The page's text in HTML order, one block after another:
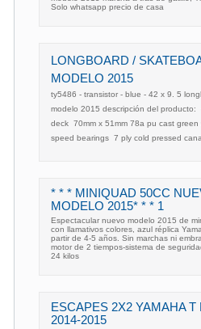
Solo whatsapp precio de casa
LONGBOARD /
MODELO 2015
ty5486 - transistor - blue - 42 x 9. 5
modelo 2015 descripción del producto: 
deck  70mm x 51mm 78a pu cast green
speed bearings  7 ply cold pressed
* * * MINIQUAD 50CC
MODELO 2015* * * 1
Espectacular nuevo modelo 2015 de
con llamativos colores, azul réplica
partir de 4-5 años. Sin marchas ni
motor de 2 tiempos-sistema de
24 kilos
ESCAPES 2X2 YAMAHA T
2014-2015